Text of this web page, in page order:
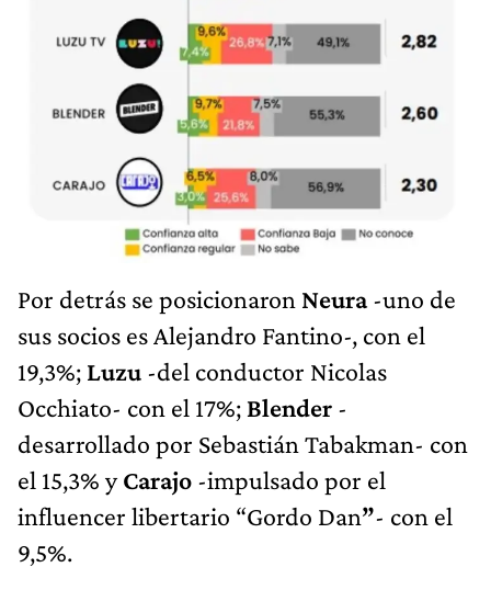
Por detrás se posicionaron Neura-uno de
sus socios es Alejandro Fantino-, con el
19,3%; Luzu -del conductor Nicolas
Occhiato- con el 17%; Blender -
desarrollado por Sebastián Tabakman- con
el 15,3% yCarajo -impulsado por el
influencer libertario “Gordo Dan”- con el
9,5%.